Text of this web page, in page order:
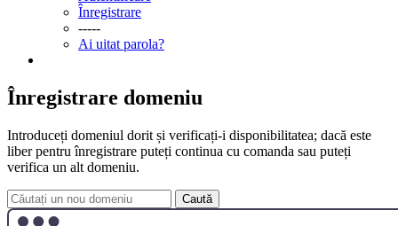
Înregistrare
-----
Ai uitat parola?
Înregistrare domeniu
Introduceți domeniul dorit și verificați-i disponibilitatea; dacă este
liber pentru înregistrare puteți continua cu comanda sau puteți
verifica un alt domeniu.
Caută